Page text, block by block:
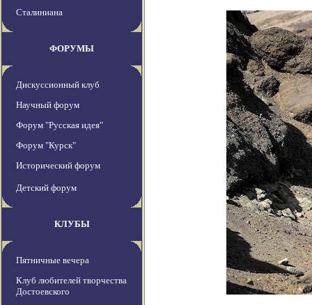
Сталиниана
ФОРУМЫ
Дискуссионный клуб
Научный форум
Форум "Русская идея"
Форум "Курск"
Исторический форум
Детский форум
КЛУБЫ
Пятничные вечера
Клуб любителей творчества
Достоевского